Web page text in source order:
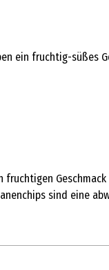
ein fruchtig-süßes
sind eine